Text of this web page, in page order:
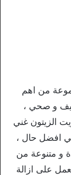
من اهم
و صحي ،
الزيتون غني
افضل حال ،
و متنوعة من
على ازالة